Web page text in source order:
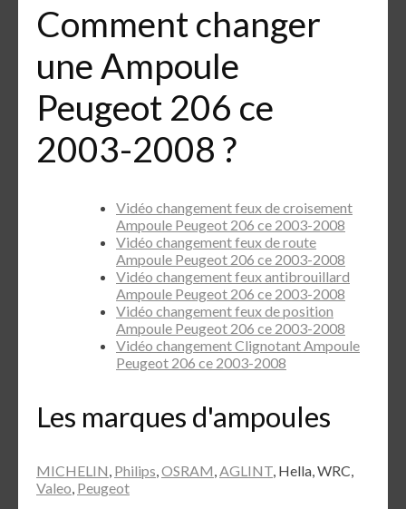
Comment changer
une Ampoule
Peugeot 206 ce
2003-2008 ?
Vidéo changement feux de croisement
Ampoule Peugeot 206 ce 2003-2008
Vidéo changement feux de route
Ampoule Peugeot 206 ce 2003-2008
Vidéo changement feux antibrouillard
Ampoule Peugeot 206 ce 2003-2008
Vidéo changement feux de position
Ampoule Peugeot 206 ce 2003-2008
Vidéo changement Clignotant Ampoule
Peugeot 206 ce 2003-2008
Les marques d'ampoules
MICHELIN, Philips,OSRAM,AGLINT, Hella, WRC,
Valeo, Peugeot